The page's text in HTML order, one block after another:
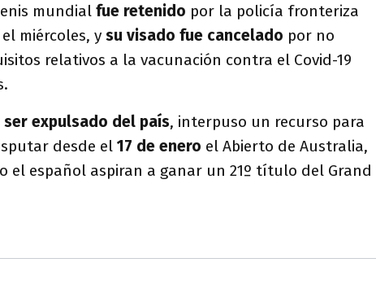
mundial fue retenido por la policía fronteriza
miércoles, y su visado fue cancelado por no
relativos a la vacunación contra el Covid-19
ser expulsado del país, interpuso un recurso para
desde el 17 de enero el Abierto de Australia,
el español aspiran a ganar un 21º título del Grand